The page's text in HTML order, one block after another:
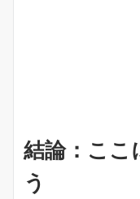
結論：ここ
う